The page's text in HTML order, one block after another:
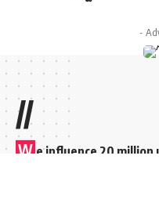
-
//
W e influence 20 million